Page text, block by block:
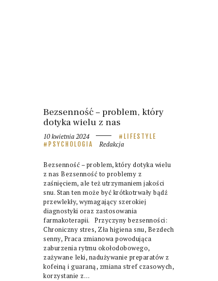
Bezsenność – problem, który
dotyka wielu z nas
10 kwietnia 2024
LIFESTYLE
PSYCHOLOGIA
Redakcja
Bezsenność – problem, który dotyka wielu
z nas Bezsenność to problemy z
zaśnięciem, ale też utrzymaniem jakości
snu. Stan ten może być krótkotrwały bądź
przewlekły, wymagający szerokiej
diagnostyki oraz zastosowania
farmakoterapii. Przyczyny bezsenności:
Chroniczny stres, Zła higiena snu, Bezdech
senny, Praca zmianowa powodująca
zaburzenia rytmu okołodobowego,
zażywane leki, nadużywanie preparatów z
kofeiną i guaraną, zmiana stref czasowych,
korzystanie z…